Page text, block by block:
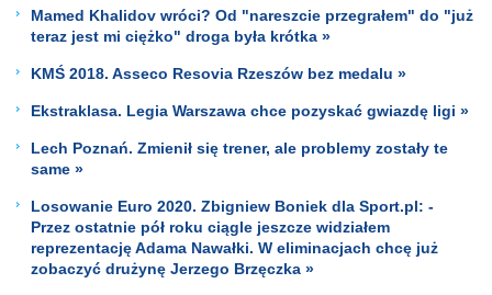
Mamed Khalidov wróci? Od "nareszcie przegrałem" do "już
teraz jest mi ciężko" droga była krótka »
KMŚ 2018. Asseco Resovia Rzeszów bez medalu »
Ekstraklasa. Legia Warszawa chce pozyskać gwiazdę ligi »
Lech Poznań. Zmienił się trener, ale problemy zostały te
same »
Losowanie Euro 2020. Zbigniew Boniek dla Sport.pl: -
Przez ostatnie pół roku ciągle jeszcze widziałem
reprezentację Adama Nawałki. W eliminacjach chcę już
zobaczyć drużynę Jerzego Brzęczka »